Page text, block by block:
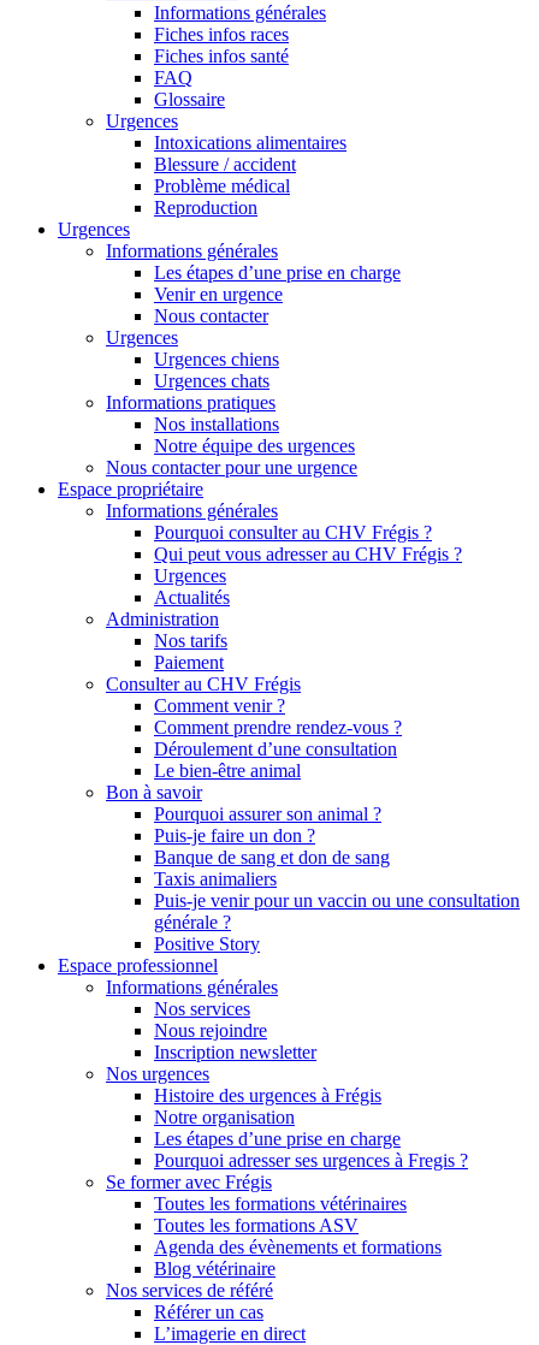
Informations générales
Fiches infos races
Fiches infos santé
FAQ
Glossaire
Urgences
Intoxications alimentaires
Blessure / accident
Problème médical
Reproduction
Urgences
Informations générales
Les étapes d’une prise en charge
Venir en urgence
Nous contacter
Urgences
Urgences chiens
Urgences chats
Informations pratiques
Nos installations
Notre équipe des urgences
Nous contacter pour une urgence
Espace propriétaire
Informations générales
Pourquoi consulter au CHV Frégis ?
Qui peut vous adresser au CHV Frégis ?
Urgences
Actualités
Administration
Nos tarifs
Paiement
Consulter au CHV Frégis
Comment venir ?
Comment prendre rendez-vous ?
Déroulement d’une consultation
Le bien-être animal
Bon à savoir
Pourquoi assurer son animal ?
Puis-je faire un don ?
Banque de sang et don de sang
Taxis animaliers
Puis-je venir pour un vaccin ou une consultation
générale ?
Positive Story
Espace professionnel
Informations générales
Nos services
Nous rejoindre
Inscription newsletter
Nos urgences
Histoire des urgences à Frégis
Notre organisation
Les étapes d’une prise en charge
Pourquoi adresser ses urgences à Fregis ?
Se former avec Frégis
Toutes les formations vétérinaires
Toutes les formations ASV
Agenda des évènements et formations
Blog vétérinaire
Nos services de référé
Référer un cas
L’imagerie en direct